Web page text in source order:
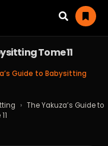
Tome 11
Guide to Babysitting
› The Yakuza’s Guide to